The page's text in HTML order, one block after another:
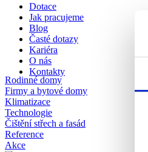
Dotace
Jak pracujeme
Blog
Časté dotazy
Kariéra
O nás
Kontakty
Rodinné domy
Firmy a bytové domy
Klimatizace
Technologie
Čištění střech a fasád
Reference
Akce